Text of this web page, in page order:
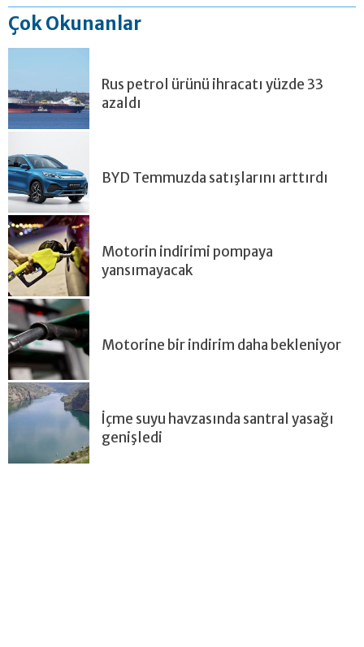
Çok Okunanlar
Rus petrol ürünü ihracatı yüzde 33
azaldı
BYD Temmuzda satışlarını arttırdı
Motorin indirimi pompaya
yansımayacak
Motorine bir indirim daha bekleniyor
İçme suyu havzasında santral yasağı
genişledi